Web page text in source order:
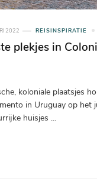
2022 REISINSPIRATIE
plekjes in
koloniale plaatsjes
in Uruguay op het
huisjes …